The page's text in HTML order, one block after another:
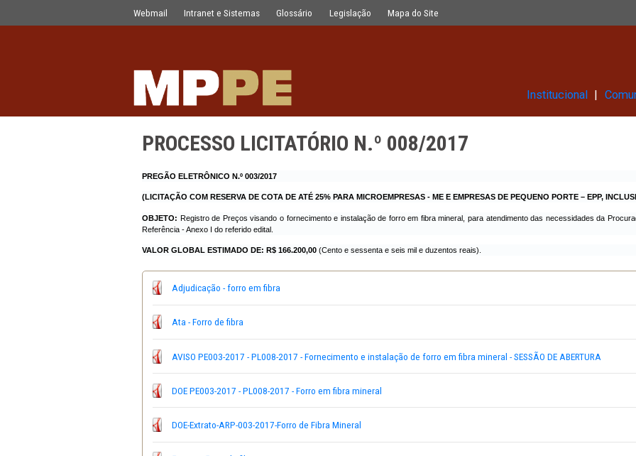
Pular para o Conteúdo principal
PROCESSO LICITATÓRIO N.º 008/2017
Webmail Intranet e Sistemas Glossário Legislação
PROCESSO LICITATÓRIO N.º 008/2017
(LICITAÇÃO COM RESERVA DE COTA DE ATÉ 25% PARA MICROEMPRESAS - ME E EMPRESAS DE
OBJETO:Registro de Preços visando o fornecimento e instalação de forro em fibra mineral, para atendimento
Referência - Anexo I do referido edital.
VALOR GLOBAL ESTIMADO DE:
Adjudicação - forro em fibra
AVISO PE003-2017 - PL008-2017 - Fornecimento e instalação de forro em fibra mineral - SESSÃO